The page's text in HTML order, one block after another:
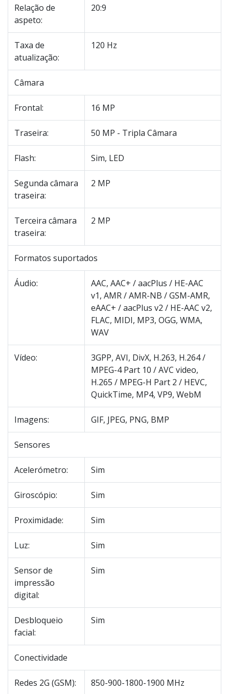
Relação de
aspeto:
20:9
Taxa de
atualização:
120 Hz
Câmara
Frontal: 16 MP
Traseira: 50 MP - Tripla Câmara
Flash: Sim, LED
Segunda câmara
traseira:
2 MP
Terceira câmara
traseira:
2 MP
Formatos suportados
Áudio:
AAC, AAC+ / aacPlus / HE-AAC
v1, AMR / AMR-NB / GSM-AMR,
eAAC+ / aacPlus v2 / HE-AAC v2,
FLAC, MIDI, MP3, OGG, WMA,
WAV
Vídeo:
3GPP, AVI, DivX, H.263, H.264 /
MPEG-4 Part 10 / AVC video,
H.265 / MPEG-H Part 2 / HEVC,
QuickTime, MP4, VP9, WebM
Imagens: GIF, JPEG, PNG, BMP
Sensores
Acelerómetro: Sim
Giroscópio: Sim
Proximidade: Sim
Luz: Sim
Sensor de
impressão
digital:
Sim
Desbloqueio
facial:
Sim
Conectividade
Redes 2G (GSM): 850-900-1800-1900 MHz